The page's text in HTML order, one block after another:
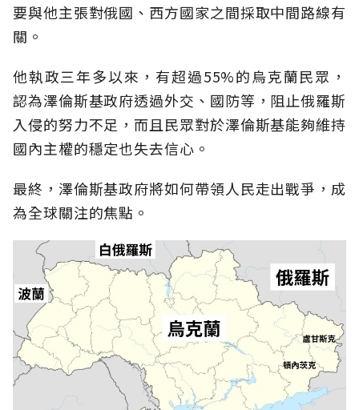
要與他主張對俄國、西方國家之間採取中間路線有
關。
他執政三年多以來，有超過55%的烏克蘭民眾，
認為澤倫斯基政府透過外交、國防等，阻止俄羅斯
入侵的努力不足，而且民眾對於澤倫斯基能夠維持
國內主權的穩定也失去信心。
最終，澤倫斯基政府將如何帶領人民走出戰爭，成
為全球關注的焦點。